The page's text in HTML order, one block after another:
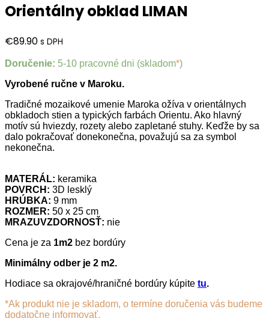
Orientálny obklad LIMAN
€89.90 s DPH
Doručenie: 5-10 pracovné dni (skladom*)
Vyrobené ručne v Maroku.
Tradičné mozaikové umenie Maroka ožíva v orientálnych
obkladoch stien a typických farbách Orientu. Ako hlavný
motív sú hviezdy, rozety alebo zapletané stuhy. Keďže by sa
dalo pokračovať donekonečna, považujú sa za symbol
nekonečna.
MATERÁL: keramika
POVRCH: 3D lesklý
HRÚBKA: 9 mm
ROZMER: 50 x 25 cm
MRAZUVZDORNOSŤ: nie
Cena je za 1m2 bez bordúry
Minimálny odber je 2 m2.
Hodiace sa okrajové/hraničné bordúry kúpite tu.
*Ak produkt nie je skladom, o termíne doručenia vás budeme
dodatočne informovať.